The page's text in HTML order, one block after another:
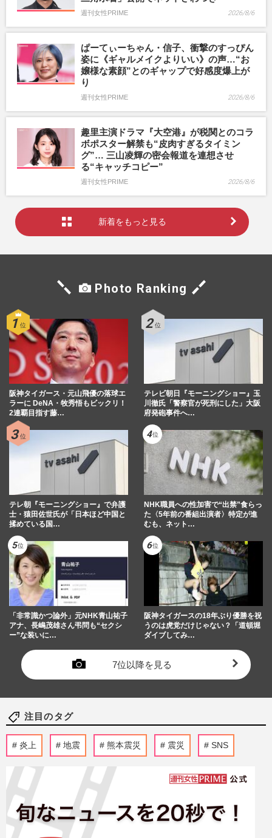
週刊女性PRIME 2026/8/6
ぱーてぃーちゃん・信子、衝撃のすっぴん
姿に《ギャルメイクよりいい》の声…“お
嬢様な素顔”とのギャップで好感度爆上が
り
週刊女性PRIME 2026/8/6
趣里主演ドラマ『大空港』が税関とのコラ
ボポスター解禁も“皮肉すぎるタイミン
グ”… 三山凌輝の密会報道を連想させ
る“キャッチコピー”
週刊女性PRIME 2026/8/6
新着をもっと見る
Photo Ranking
阪神タイガース・元山飛優の落球エ
ラーに DeNA・牧秀悟もビックリ！
2連覇目指す藤…
テレビ朝日『モーニングショー』玉
川徹氏「警察官が死刑にした」大阪
府発砲事件へ…
テレ朝『モーニングショー』で弁護
士・猿田佐世氏が「日本ほど中国と
揉めている国…
NHK職員への性加害で“出禁”食らっ
た〈5年前の番組出演者〉特定が進
むも、ネット…
「非常識かつ論外」元NHK青山祐子
アナ、長嶋茂雄さん弔問も“セクシ
ー”な装いに…
阪神タイガースの18年ぶり優勝を祝
うのは虎党だけじゃない？「道頓堀
ダイブしてみ…
7位以降を見る
注目のタグ
炎上 地震 熊本震災 震災 SNS